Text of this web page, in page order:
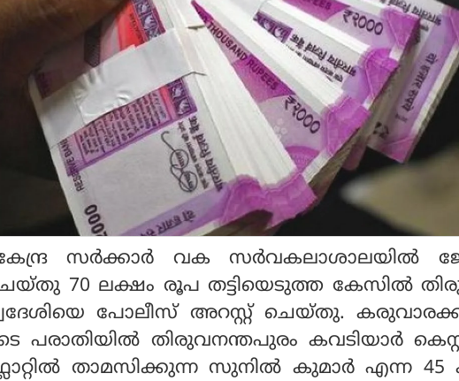
കേന്ദ്ര സർക്കാർ വക സർവകലാശാലയിൽ
70 ലക്ഷം രൂപ തട്ടിയെടുത്ത കേസിൽ
പോലീസ് അറസ്റ്റ് ചെയ്തു.
പരാതിയിൽ തിരുവനന്തപുരം കവടിയാർ
താമസിക്കുന്ന സുനിൽ കുമാർ എന്ന 45